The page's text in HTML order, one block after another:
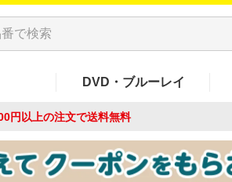
DVD・ブルーレイ
円以上の注文で送料無料